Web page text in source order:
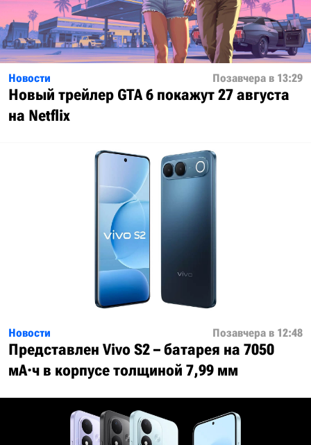
Новости Позавчера в 13:29
Новый трейлер GTA 6 покажут 27 августа
на Netflix
Новости Позавчера в 12:48
Представлен Vivo S2 – батарея на 7050
мА·ч в корпусе толщиной 7,99 мм